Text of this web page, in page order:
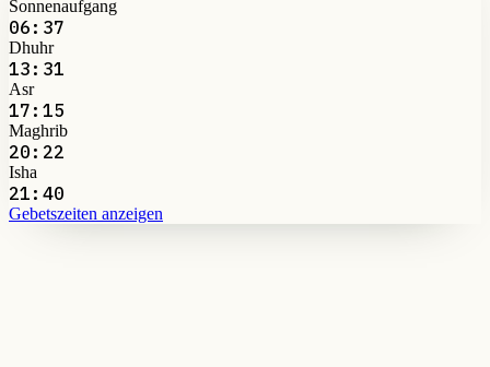
Sonnenaufgang
06:37
Dhuhr
13:31
Asr
17:15
Maghrib
20:22
Isha
21:40
Gebetszeiten anzeigen